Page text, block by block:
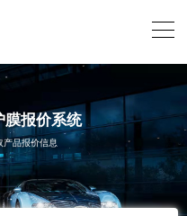
膜报价系统
产品报价信息